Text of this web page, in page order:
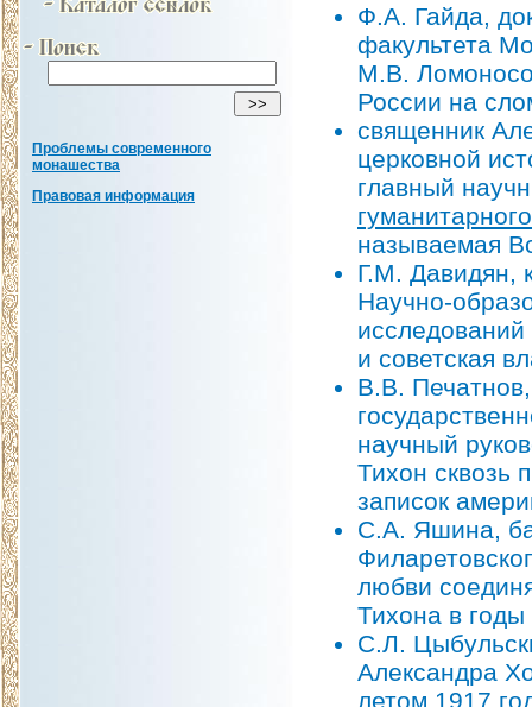
Проблемы современного
монашества
Правовая информация
Ф.А. Гайда,
факультета
М.В.
России на
священник
церковной
главный
называемая
Г.М. Давидян,
Научно-
и советская
В.В. Печатнов,
научный
Тихон сквозь
записок
С.А. Яшина,
любви
Тихона в
С.Л.
Александра
летом 1917